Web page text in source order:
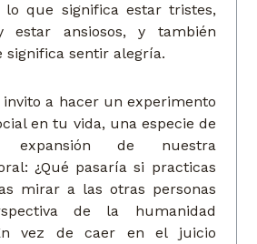
lo que significa estar tristes,
estar ansiosos, y también
significa sentir alegría.
invito a hacer un experimento
en tu vida, una especie de
expansión de nuestra
¿Qué pasaría si practicas
mirar a las otras personas
de la humanidad
vez de caer en el juicio